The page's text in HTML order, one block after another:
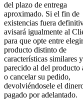
del plazo de entrega
aproximado. Si el fin de
existencias fuera
avisará igualmente al
para que opte entre
producto distinto de
características similares
parecido al del producto
o cancelar su pedido,
devolviéndosele el
pagado por adelantado.